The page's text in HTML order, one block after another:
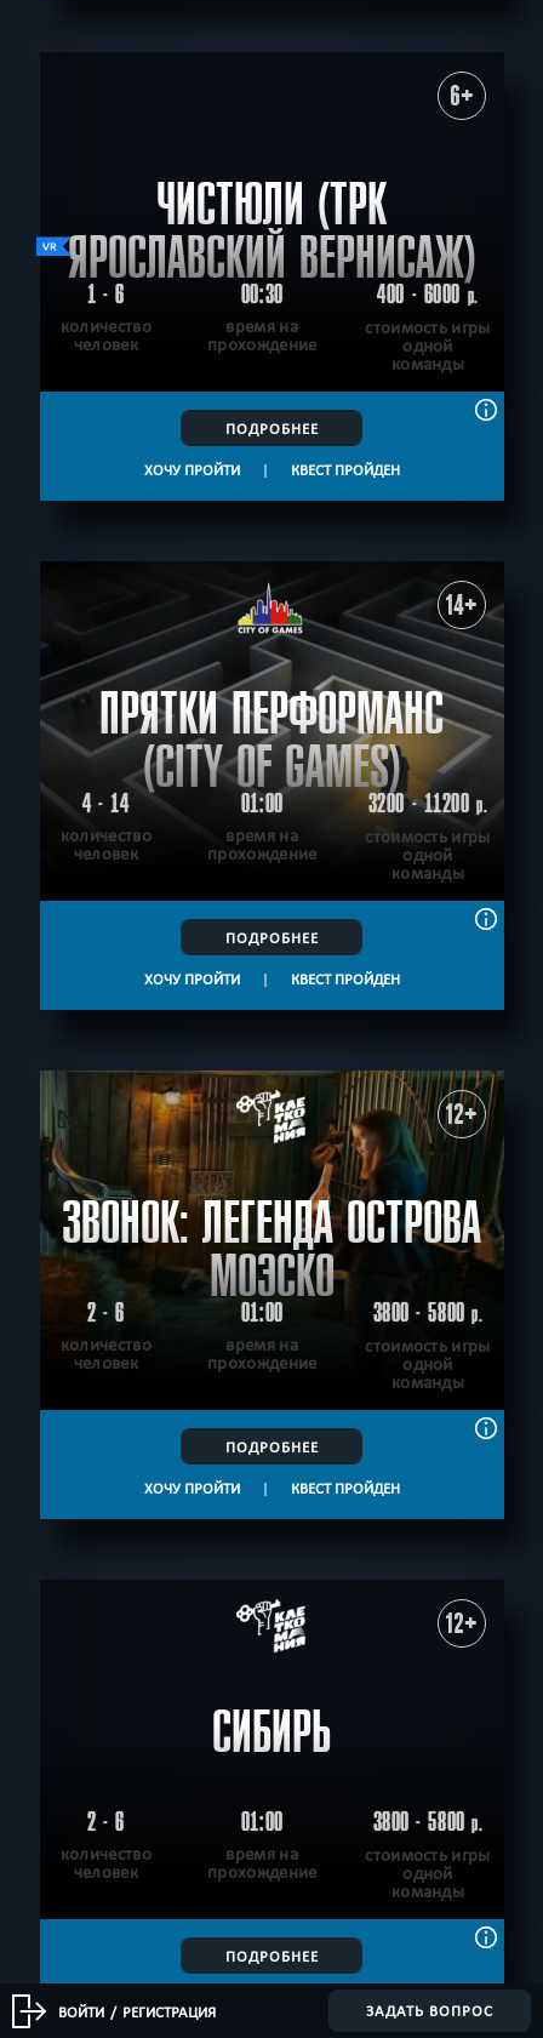
6+
ЧИСТЮЛИ (ТРК
ЯРОСЛАВСКИЙ ВЕРНИСАЖ)
1 - 6
количество
человек
00:30
время на
прохождение
400 - 6000 р.
стоимость игры
одной
команды
ПОДРОБНЕЕ
ХОЧУ ПРОЙТИ | КВЕСТ ПРОЙДЕН
14+
ПРЯТКИ ПЕРФОРМАНС
(CITY OF GAMES)
4 - 14
количество
человек
01:00
время на
прохождение
3200 - 11200р.
стоимость игры
одной
команды
ПОДРОБНЕЕ
ХОЧУ ПРОЙТИ | КВЕСТ ПРОЙДЕН
12+
ЗВОНОК: ЛЕГЕНДА ОСТРОВА
МОЭСКО
2 - 6
количество
человек
01:00
время на
прохождение
3800 - 5800р.
стоимость игры
одной
команды
ПОДРОБНЕЕ
ХОЧУ ПРОЙТИ | КВЕСТ ПРОЙДЕН
12+
СИБИРЬ
2 - 6
количество
человек
01:00
время на
прохождение
3800 - 5800р.
стоимость игры
одной
команды
ПОДРОБНЕЕ
КВЕСТ ПРОЙДЕН
ВОЙТИ / РЕГИСТРАЦИЯ ЗАДАТЬ ВОПРОС